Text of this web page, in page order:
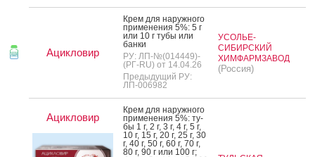
Ацикловир
Крем для на­руж­но­го
при­мене­ния 5%: 5 г
или 10 г ту­бы или
бан­ки
РУ: ЛП-№(014449)-
(РГ-RU) от 14.04.26
Предыдущий РУ:
ЛП-006982
УСОЛЬЕ-
СИБИРСКИЙ
ХИМФАРМЗАВОД
(Россия)
Ацикловир
Крем для на­руж­но­го
при­мене­ния 5%: ту­
бы 1 г, 2 г, 3 г, 4 г, 5 г,
10 г, 15 г, 20 г, 25 г, 30
г, 40 г, 50 г, 60 г, 70 г,
80 г, 90 г или 100 г;